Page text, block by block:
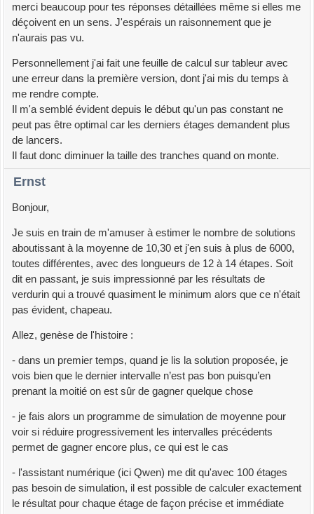
merci beaucoup pour tes réponses détaillées même si elles me
déçoivent en un sens. J'espérais un raisonnement que je
n'aurais pas vu.
Personnellement j'ai fait une feuille de calcul sur tableur avec
une erreur dans la première version, dont j'ai mis du temps à
me rendre compte.
Il m'a semblé évident depuis le début qu'un pas constant ne
peut pas être optimal car les derniers étages demandent plus
de lancers.
Il faut donc diminuer la taille des tranches quand on monte.
Ernst
Bonjour,
Je suis en train de m'amuser à estimer le nombre de solutions
aboutissant à la moyenne de 10,30 et j'en suis à plus de 6000,
toutes différentes, avec des longueurs de 12 à 14 étapes. Soit
dit en passant, je suis impressionné par les résultats de
verdurin qui a trouvé quasiment le minimum alors que ce n'était
pas évident, chapeau.
Allez, genèse de l'histoire :
- dans un premier temps, quand je lis la solution proposée, je
vois bien que le dernier intervalle n’est pas bon puisqu’en
prenant la moitié on est sûr de gagner quelque chose
- je fais alors un programme de simulation de moyenne pour
voir si réduire progressivement les intervalles précédents
permet de gagner encore plus, ce qui est le cas
- l'assistant numérique (ici Qwen) me dit qu'avec 100 étages
pas besoin de simulation, il est possible de calculer exactement
le résultat pour chaque étage de façon précise et immédiate